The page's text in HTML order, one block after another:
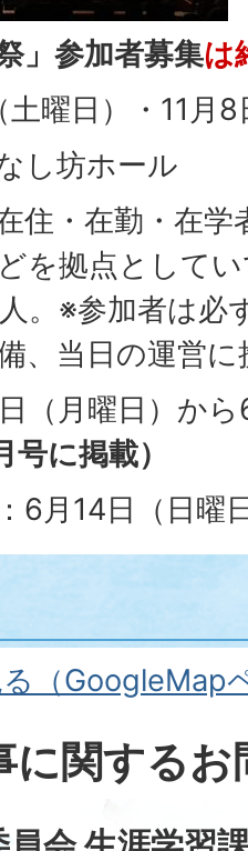
」参加者募集は
土曜日）・11月
し坊ホール
住・在勤・在
を拠点として
。※参加者は必
、当日の運営
日（月曜日）か
号に掲載）
：6月14日（日曜
（GoogleMap
に関する